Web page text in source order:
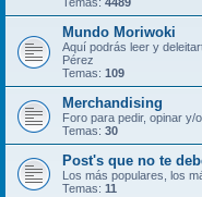
Mundo Moriwoki
Aquí podrás leer y
Pérez
Temas: 109
Merchandising
Foro para pedir, opinar y/
Temas: 30
Post's que no te
Los más populares, los
Temas: 11